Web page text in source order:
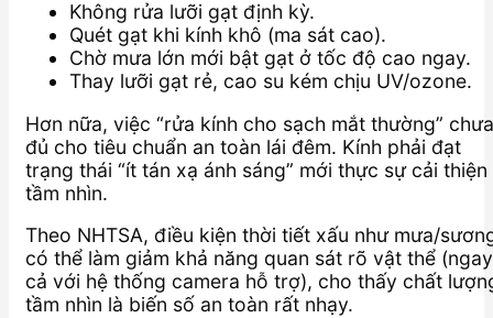
Không rửa lưỡi gạt định kỳ.
Quét gạt khi kính khô (ma sát cao).
Chờ mưa lớn mới bật gạt ở tốc độ cao ngay.
Thay lưỡi gạt rẻ, cao su kém chịu UV/ozone.
Hơn nữa, việc “rửa kính cho sạch mắt thường” chưa
đủ cho tiêu chuẩn an toàn lái đêm. Kính phải đạt
trạng thái “ít tán xạ ánh sáng” mới thực sự cải thiện
tầm nhìn.
Theo NHTSA, điều kiện thời tiết xấu như mưa/
có thể làm giảm khả năng quan sát rõ vật thể (ngay
cả với hệ thống camera hỗ trợ), cho thấy chất
tầm nhìn là biến số an toàn rất nhạy.